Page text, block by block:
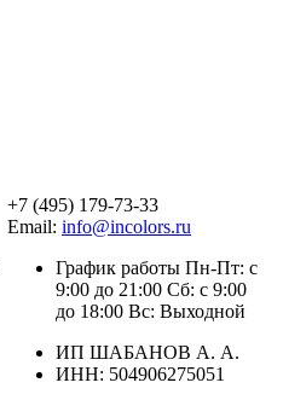
+7 (495) 179-73-33
Email: info@incolors.ru
График работы Пн-Пт: с
9:00 до 21:00 Сб: с 9:00
до 18:00 Вс: Выходной
ИП ШАБАНОВ А. А.
ИНН: 504906275051